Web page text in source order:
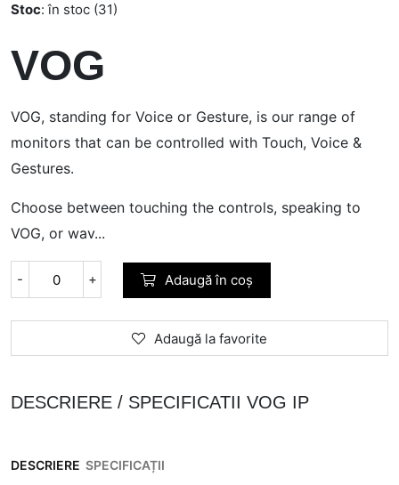
Stoc: în stoc (31)
VOG
VOG, standing for Voice or Gesture, is our range of
monitors that can be controlled with Touch, Voice &
Gestures.
Choose between touching the controls, speaking to
VOG, or wav...
- + Adaugă în coș
Adaugă la favorite
DESCRIERE / SPECIFICATII VOG IP
DESCRIERE SPECIFICAȚII